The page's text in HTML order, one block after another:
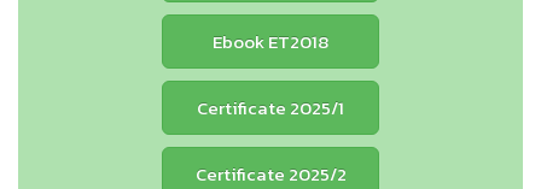
Ebook ET2018
Certificate 2025/1
Certificate 2025/2